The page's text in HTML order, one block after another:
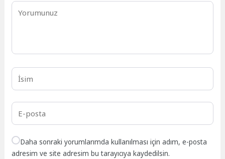
Daha sonraki yorumlarımda kullanılması için adım, e-posta
adresim ve site adresim bu tarayıcıya kaydedilsin.